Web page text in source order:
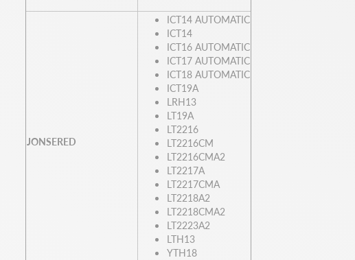
JONSERED
ICT14 AUTOMATIC
ICT14
ICT16 AUTOMATIC
ICT17 AUTOMATIC
ICT18 AUTOMATIC
ICT19A
LRH13
LT19A
LT2216
LT2216CM
LT2216CMA2
LT2217A
LT2217CMA
LT2218A2
LT2218CMA2
LT2223A2
LTH13
YTH18